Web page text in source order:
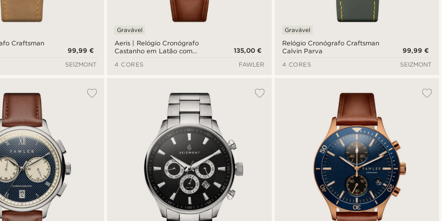
Craftsman
99,99 €
SEIZMONT
Aeris | Relógio Cronógrafo
Castanho em Latão com
Gravável
135,00 €
4 CORES
FAWLER
Relógio Cronógrafo Craftsman
Calvin Parva
Gravável
99,99 €
4 CORES
SEIZMONT